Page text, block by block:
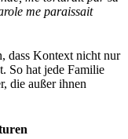
me paraissait
dass Kontext nicht nur
So hat jede Familie
die außer ihnen